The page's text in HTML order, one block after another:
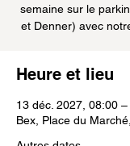
semaine sur le
et Denner) avec
Heure et lieu
13 déc. 2027, 08:00
Bex, Place du